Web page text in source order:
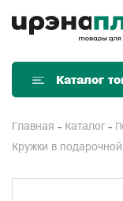
Каталог
Главная Каталог
Кружки в